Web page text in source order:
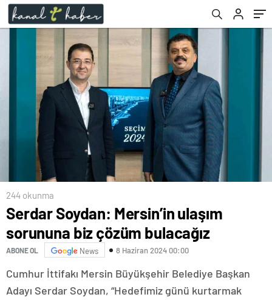
244 okunma
Serdar Soydan: Mersin’in ulaşım
sorununa biz çözüm bulacağız
ABONE OL News 8 Haziran 2024 00:00
Cumhur İttifakı Mersin Büyükşehir Belediye Başkan
Adayı Serdar Soydan, “Hedefimiz günü kurtarmak
ve Kefalet Kooperatifi’ni ziyaret etti